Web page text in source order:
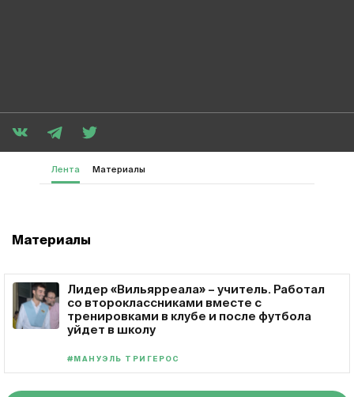
Лента Материалы
Материалы
Лидер «Вильярреала» – учитель. Работал
со второклассниками вместе с
тренировками в клубе и после футбола
уйдет в школу
#МАНУЭЛЬ ТРИГЕРОС